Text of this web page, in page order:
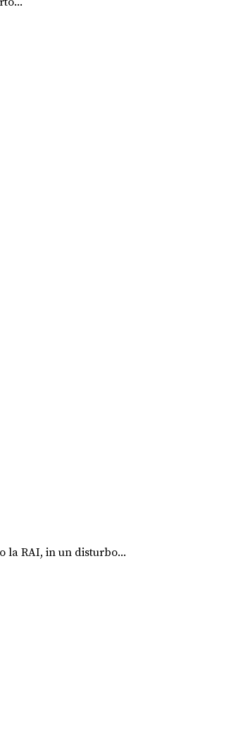
la RAI, in un disturbo...